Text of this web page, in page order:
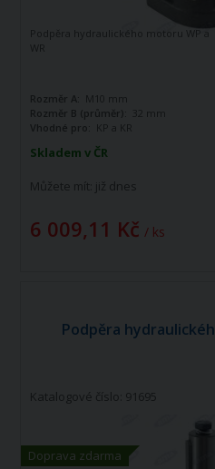
Skladem v ČR
Můžete mít: již dnes
6 009,11 Kč / ks
Podpěra hydraulického motoru WP a
WR
Rozměr A: M10 mm
Rozměr B (průměr):
32 mm
Vhodné pro: KP a KR
Podpěra
Doprava zdarma
Katalogové číslo: 91695